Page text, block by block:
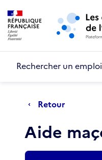
Aller au menu principal
Rechercher un
Retour
Aide